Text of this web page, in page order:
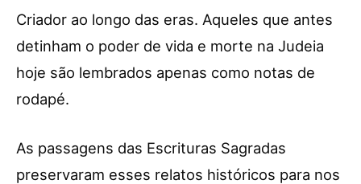
Criador ao longo das eras. Aqueles que antes
detinham o poder de vida e morte na Judeia
hoje são lembrados apenas como notas de
rodapé.
As passagens das Escrituras Sagradas
preservaram esses relatos históricos para nos